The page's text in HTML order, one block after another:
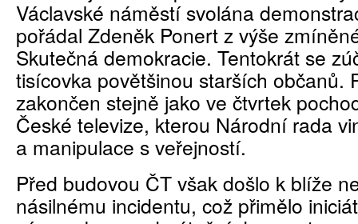
Václavské náměstí svolána
pořádal Zdeněk Ponert z výše
Skutečná demokracie. Tentokrát se
tisícovka povětšinou starších občanů.
zakončen stejně jako ve čtvrtek
České televize, kterou Národní rada
a manipulace s veřejností.
Před budovou ČT však došlo k blíže
násilnému incidentu, což přimělo